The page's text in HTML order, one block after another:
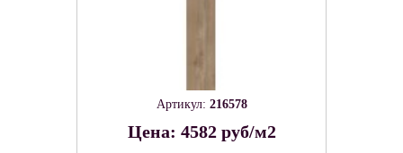
Артикул: 216578
Цена: 4582 руб/м2